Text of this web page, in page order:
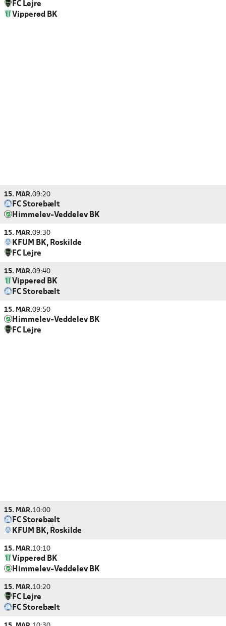
FC Lejre
Vipperød BK
15. MAR.09:20
FC Storebælt
Himmelev-Veddelev BK
15. MAR.09:30
KFUM BK, Roskilde
FC Lejre
15. MAR.09:40
Vipperød BK
FC Storebælt
15. MAR.09:50
Himmelev-Veddelev BK
FC Lejre
15. MAR.10:00
FC Storebælt
KFUM BK, Roskilde
15. MAR.10:10
Vipperød BK
Himmelev-Veddelev BK
15. MAR.10:20
FC Lejre
FC Storebælt